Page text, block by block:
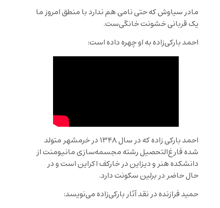
مادر سیاوش که حتی نامی هم ندارد با منطق امروز ما
یک قربانی خشونت خانگی‌ست.
احمد بارکی‌زاده به او چهره داده است:
احمد بارکی زاده که در سال ۱۳۴۸ در خرمشهر متولد
شده فارغ‌التحصیل رشته مجسمه‌سازی مانیومنت از
دانشکده هنر و دیزاین در خارکف اکراین است و در
حال حاضر در برلین سکونت دارد.
حمید فرازنده در نقد آثار بارکی‌زاده می‌نویسد: